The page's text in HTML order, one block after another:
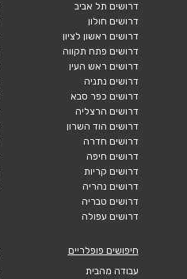
דרושים תל אביב
דרושים חולון
דרושים ראשון לציון
דרושים פתח תקווה
דרושים ראש העין
דרושים נתניה
דרושים כפר סבא
דרושים הרצליה
דרושים הוד השרון
דרושים חדרה
דרושים חיפה
דרושים קריות
דרושים נהריה
דרושים טבריה
דרושים עפולה
חיפושים פופלריים
עבודה מהבית